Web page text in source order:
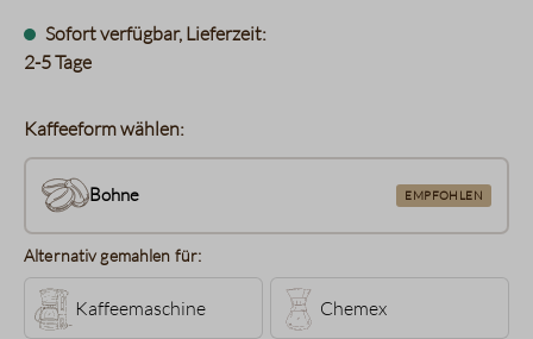
Sofort verfügbar, Lieferzeit:
2-5 Tage
Kaffeeform wählen:
Bohne EMPFOHLEN
Alternativ gemahlen für:
Kaffeemaschine Chemex